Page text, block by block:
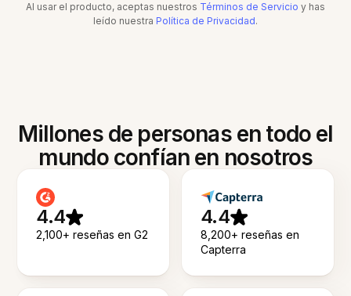
Al usar el producto, aceptas nuestros Términos de Servicio y has
leído nuestra Política de Privacidad.
Millones de personas en todo el
mundo confían en nosotros
4.4
2,100+ reseñas en G2
4.4
8,200+ reseñas en
Capterra